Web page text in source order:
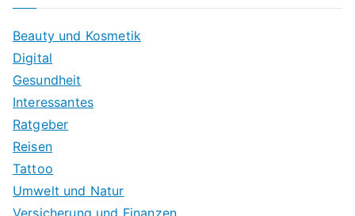
Beauty und Kosmetik
Digital
Gesundheit
Interessantes
Ratgeber
Reisen
Tattoo
Umwelt und Natur
Versicherung und Finanzen